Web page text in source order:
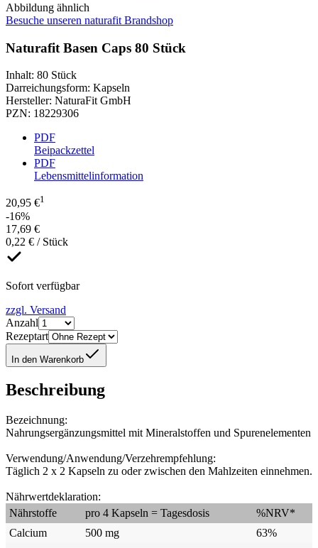
Abbildung ähnlich
Besuche unseren naturafit Brandshop
Naturafit Basen Caps 80 Stück
Inhalt: 80 Stück
Darreichungsform: Kapseln
Hersteller: NaturaFit GmbH
PZN: 18229306
PDF
Beipackzettel
PDF
Lebensmittelinformation
20,95 €1
-16%
17,69 €
0,22 € / Stück
Sofort verfügbar
zzgl. Versand
Anzahl
Rezeptart
In den Warenkorb
Beschreibung
Bezeichnung:
Nahrungsergänzungsmittel mit Mineralstoffen und Spurenelementen
Verwendung/Anwendung/Verzehrempfehlung:
Täglich 2 x 2 Kapseln zu oder zwischen den Mahlzeiten einnehmen.
Nährwertdeklaration:
Nährstoffe
pro 4 Kapseln = Tagesdosis
%NRV*
Calcium
500 mg
63%